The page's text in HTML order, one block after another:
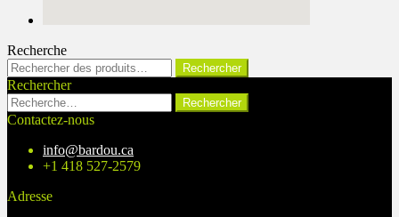
Recherche
Rechercher :
Rechercher
Rechercher
Rechercher :
Contactez-nous
info@bardou.ca
+1 418 527-2579
Adresse